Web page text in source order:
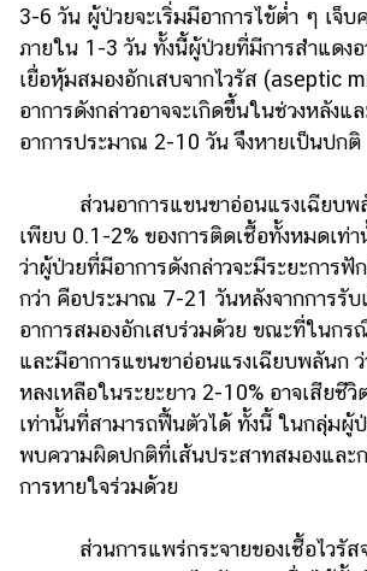
3-6 วัน ผู้ป่วยจะเริ่มมีอาการไข้ต่ำ ๆ เจ็
ภายใน 1-3 วัน ทั้งนี้่ผู้ป่วยที่มีการสำแดงอ
เยื่อหุ้มสมองอักเสบจากไวรัส (aseptic
อาการดังกล่าวอาจจะเกิดขึ้นในช่วงหลังแล
อาการประมาณ 2-10 วัน จึงหายเป็นปกติ
ส่วนอาการแขนขาอ่อนแรงเฉียบพ
เพียบ 0.1-2% ของการติดเชื้อทั้งหมดเท่
ว่าผู้ป่วยที่มีอาการดังกล่าวจะมีระยะการฟั
กว่า คือประมาณ 7-21 วันหลังจากการรับ
อาการสมองอักเสบร่วมด้วย ขณะที่ในกร
และมีอาการแขนขาอ่อนแรงเฉียบพลันก ว่
หลงเหลือในระยะยาว 2-10% อาจเสียชี
เท่านั้นที่สามารถฟื้นตัวได้ ทั้งนี้ ในกลุ่มผู้ป่
พบความผิดปกติที่เส้นประสาทสมองและ
การหายใจร่วมด้วย
ส่วนการแพร่กระจายของเชื้อไวรัส